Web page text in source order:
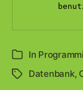
Kategorien
In
Schlagwörter
Datenbank,